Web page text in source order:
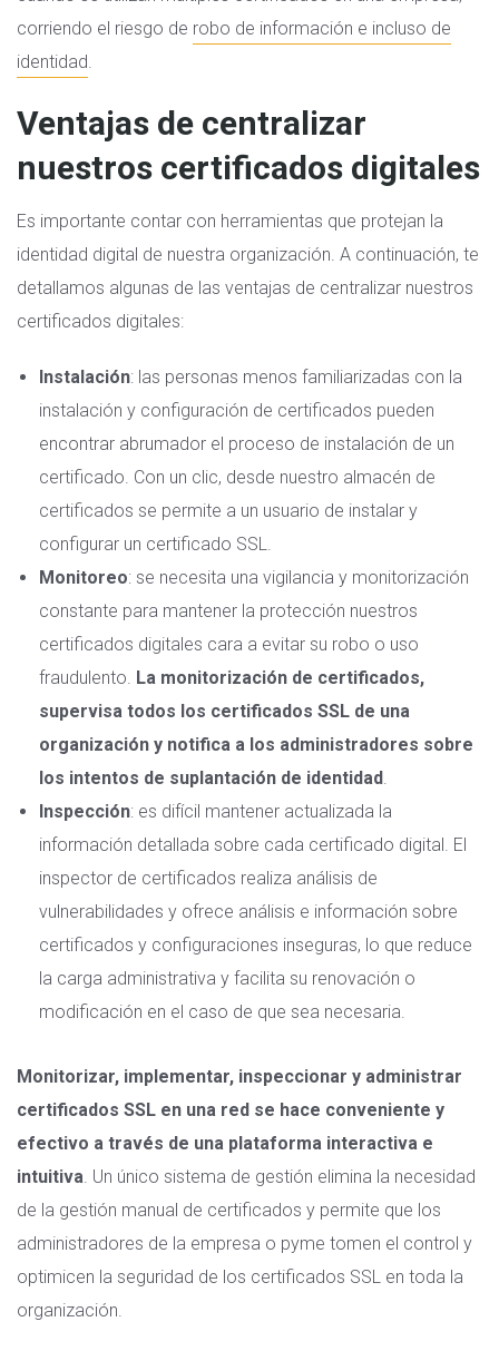
corriendo el riesgo de robo de información e incluso de
identidad
Ventajas de centralizar
nuestros certificados digitales
Es importante contar con herramientas que protejan la
identidad digital de nuestra organización. A continuación, te
detallamos algunas de las ventajas de centralizar nuestros
certificados digitales:
Instalación: las personas menos familiarizadas con la
instalación y configuración de certificados pueden
encontrar abrumador el proceso de instalación de un
certificado. Con un clic, desde nuestro almacén de
certificados se permite a un usuario de instalar y
configurar un certificado SSL.
Monitoreo: se necesita una vigilancia y monitorización
constante para mantener la protección nuestros
certificados digitales cara a evitar su robo o uso
fraudulento. La monitorización de certificados,
supervisa todos los certificados SSL de una
organización y notifica a los administradores sobre
los intentos de suplantación de identidad.
Inspección: es difícil mantener actualizada la
información detallada sobre cada certificado digital. El
inspector de certificados realiza análisis de
vulnerabilidades y ofrece análisis e información sobre
certificados y configuraciones inseguras, lo que reduce
la carga administrativa y facilita su renovación o
modificación en el caso de que sea necesaria.
Monitorizar, implementar, inspeccionar y administrar
certificados SSL en una red se hace conveniente y
efectivo a través de una plataforma interactiva e
intuitiva. Un único sistema de gestión elimina la necesidad
de la gestión manual de certificados y permite que los
administradores de la empresa o pyme tomen el control y
optimicen la seguridad de los certificados SSL en toda la
organización.